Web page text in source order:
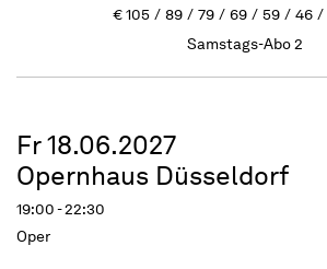
€105 89 79 69 59 46
Samstags-Abo 2
Fr 18.06.2027
Opernhaus Düsseldorf
19:00 - 22:30
Oper